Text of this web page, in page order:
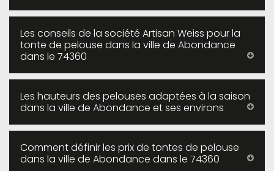
Les conseils de la société Artisan Weiss pour la
tonte de pelouse dans la ville de Abondance
dans le 74360
Les hauteurs des pelouses adaptées à la saison
dans la ville de Abondance et ses environs
Comment définir les prix de tontes de pelouse
dans la ville de Abondance dans le 74360